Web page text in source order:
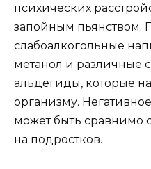
психических
запойным пьянством.
слабоалкогольные
метанол и различные
альдегиды, которые
организму.
может быть сравнимо
на подростков.